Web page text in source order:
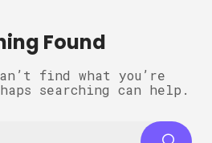
Found
find what you’re
searching can help.